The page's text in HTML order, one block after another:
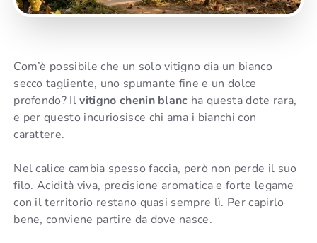
Com’è possibile che un solo vitigno dia un bianco
secco tagliente, uno spumante fine e un dolce
profondo? Ilvitigno chenin blanc ha questa dote rara,
e per questo incuriosisce chi ama i bianchi con
carattere.
Nel calice cambia spesso faccia, però non perde il suo
filo. Acidità viva, precisione aromatica e forte legame
con il territorio restano quasi sempre lì. Per capirlo
bene, conviene partire da dove nasce.